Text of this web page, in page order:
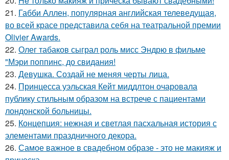
21. Габби Аллен, популярная английская телеведущая,
во всей красе представила себя на театральной премии
Olivier Awards.
22. Олег табаков сыграл роль мисс Эндрю в фильме
"Мэри поппинс, до свидания!
23. Девушка. Создай не меняя черты лица.
24. Принцесса уэльская Кейт миддлтон очаровала
публику стильным образом на встрече с пациентами
лондонской больницы.
25. Концепция: нежная и светлая пасхальная история с
элементами праздничного декора.
26. Самое важное в свадебном образе - это не макияж и